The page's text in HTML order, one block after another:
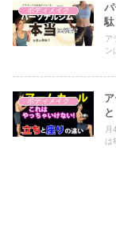
ボディメイク
ア
ン
ボディメイク
月
は